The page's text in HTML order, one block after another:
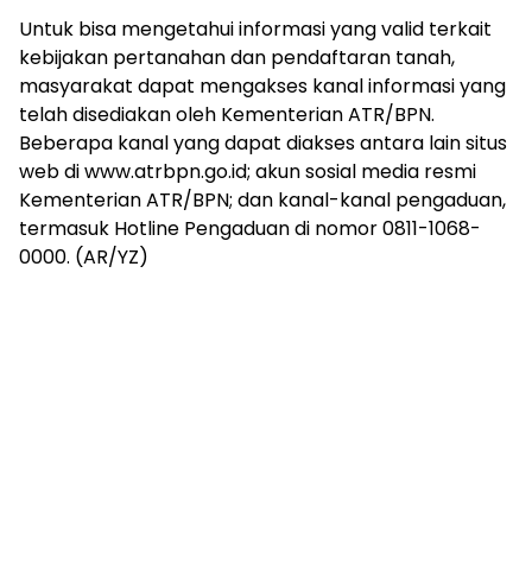
Untuk bisa mengetahui informasi yang valid terkait
kebijakan pertanahan dan pendaftaran tanah,
masyarakat dapat mengakses kanal informasi yang
telah disediakan oleh Kementerian ATR/BPN.
Beberapa kanal yang dapat diakses antara lain situs
web di www.atrbpn.go.id; akun sosial media resmi
Kementerian ATR/BPN; dan kanal-kanal pengaduan,
termasuk Hotline Pengaduan di nomor 0811-1068-
0000. (AR/YZ)